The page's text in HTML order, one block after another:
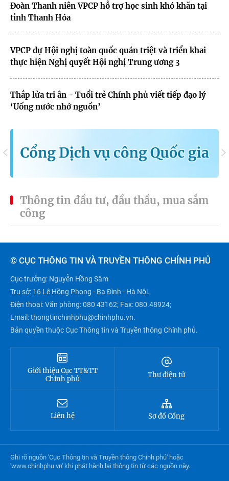
Đoàn Thanh niên VPCP hỗ trợ học sinh khó khăn tại
tỉnh Thanh Hóa
VPCP dự Hội nghị toàn quốc quán triệt và triển khai
thực hiện Nghị quyết Hội nghị Trung ương 3
Thắp lửa tri ân - Tuổi trẻ Chính phủ viết tiếp đạo lý
‘Uống nước nhớ nguồn’
Thông tin đầu tư, đầu thầu, mua sắm
công
© CỤC THÔNG TIN VÀ TRUYỀN THÔNG CHÍNH PHỦ
Cục trưởng: Nguyễn Hồng Sâm
Trụ sở: 16 Lê Hồng Phong - Ba Đình - Hà Nội.
Điện thoại: Văn phòng: 080 43162; Fax: 080.48924;
Email: thongtinchinhphu@chinhphu.vn.
Bản quyền thuộc Cục Thông tin và Truyền thông Chính phủ.
Giới thiệu Cục TT&TT
Chính phủ
Thư điện tử
Liên hệ Sơ đồ Cổng
Ghi rõ nguồn 'Cục Thông tin và Truyền thông Chính phủ' hoặc
'www.chinhphu.vn' khi phát hành lại thông tin từ các nguồn này.